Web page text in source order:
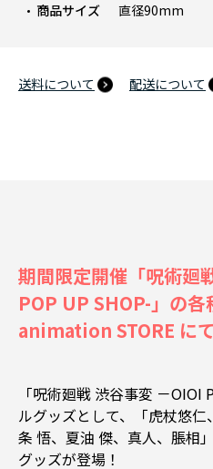
商品サイズ
直径90mm
送料について 配送について
期間限定開催「呪術廻
POP UP SHOP-」の
animation STORE に
「呪術廻戦 渋谷事変 －OIOI
ルグッズとして、「虎杖悠
条 悟、夏油 傑、真人、脹相
グッズが登場！